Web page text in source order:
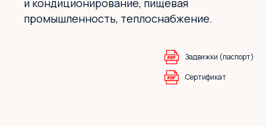
и кондиционирование, пищевая
промышленность, теплоснабжение.
Задвижки (паспорт)
Сертификат